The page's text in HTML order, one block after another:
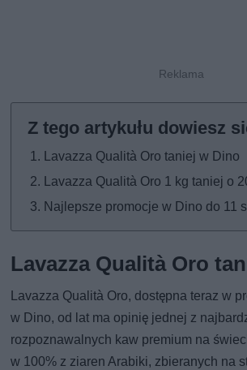
Lavazza Qualità Oro taniej w Dino
Lavazza Qualità Oro 1 kg taniej o
Najlepsze promocje w Dino do 11
Lavazza Qualità Oro
Lavazza Qualità Oro, dostępna teraz w
w Dino, od lat ma opinię jednej z
rozpoznawalnych kaw premium na
w 100% z ziaren Arabiki, zbieranych na